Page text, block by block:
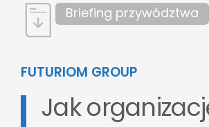
Briefing przywództwa
FUTURIOM GROUP
Jak